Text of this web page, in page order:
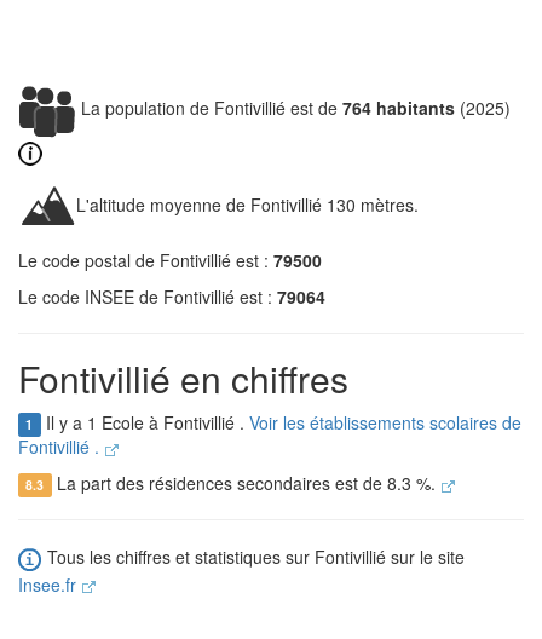
La population de Fontivillié est de 764 habitants (2025)
L'altitude moyenne de Fontivillié 130 mètres.
Le code postal de Fontivillié est : 79500
Le code INSEE de Fontivillié est : 79064
Fontivillié en chiffres
1 Il y a 1 Ecole à Fontivillié . Voir les établissements scolaires de
Fontivillié .
8.3 La part des résidences secondaires est de 8.3 %.
Tous les chiffres et statistiques sur Fontivillié sur le site
Insee.fr